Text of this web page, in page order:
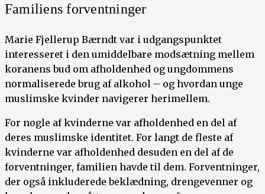
Familiens forventninger
Marie Fjellerup Bærndt var i udgangspunktet
interesseret i den umiddelbare modsætning mellem
koranens bud om afholdenhed og ungdommens
normaliserede brug af alkohol – og hvordan unge
muslimske kvinder navigerer herimellem.
For nogle af kvinderne var afholdenhed en del af
deres muslimske identitet. For langt de fleste af
kvinderne var afholdenhed desuden en del af de
forventninger, familien havde til dem. Forventninger,
der også inkluderede beklædning, drengevenner og